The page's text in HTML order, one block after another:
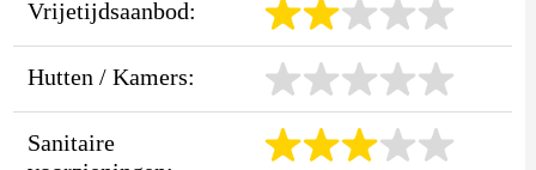
Vrijetijdsaanbod:
Hutten / Kamers:
Sanitaire